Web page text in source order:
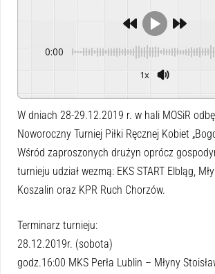
0:00
1x
W dniach 28-29.12.2019 r. w hali MOSiR
Noworoczny Turniej Piłki Ręcznej Kobiet
Wśród zaproszonych drużyn oprócz
turnieju udział wezmą: EKS START Elbląg,
Koszalin oraz KPR Ruch Chorzów.
Terminarz turnieju:
28.12.2019r. (sobota)
godz.16:00 MKS Perła Lublin – Młyny